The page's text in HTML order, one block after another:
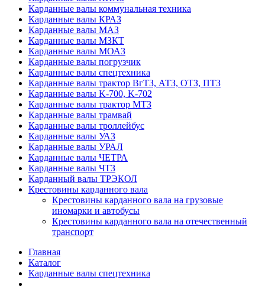
Карданные валы коммунальная техника
Карданные валы КРАЗ
Карданные валы МАЗ
Карданные валы МЗКТ
Карданные валы МОАЗ
Карданные валы погрузчик
Карданные валы спецтехника
Карданные валы трактор ВгТЗ, АТЗ, ОТЗ, ПТЗ
Карданные валы K-700, K-702
Карданные валы трактор МТЗ
Карданные валы трамвай
Карданные валы троллейбус
Карданные валы УАЗ
Карданные валы УРАЛ
Карданные валы ЧЕТРА
Карданные валы ЧТЗ
Карданный валы ТРЭКОЛ
Крестовины карданного вала
Крестовины карданного вала на грузовые
иномарки и автобусы
Крестовины карданного вала на отечественный
транспорт
Главная
Каталог
Карданные валы спецтехника